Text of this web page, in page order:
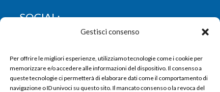
Gestisci consenso
Per offrire le migliori esperienze, utilizziamo tecnologie come i cookie per
memorizzare e/o accedere alle informazioni del dispositivo. Il consenso a
queste tecnologie ci permetterà di elaborare dati come il comportamento di
navigazione o ID univoci su questo sito. Il mancato consenso o la revoca del
SOCIAL:
FACEBOOK
LINKEDIN
YOUTUBE
INSTAGRAM